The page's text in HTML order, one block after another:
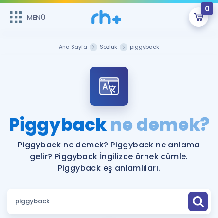
MENÜ
0
ÜYE DEĞİLİM
Sepetin Şu An Boş.
Remzi Hoca ile seni sınava hazırlayacak onlarca eğitim seni
bekliyor!
MENÜ
Katılımcı Görüşleri
Faydalı Araçlar
Sözlük
Hakkımızda
Ana Sayfa Sözlük piggyback
Piggybackne demek?
Piggyback ne demek? Piggyback ne anlama
gelir? Piggyback İngilizce örnek cümle.
Piggyback eş anlamlıları.